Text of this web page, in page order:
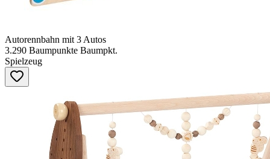
Autorennbahn mit 3 Autos
3.290 Baumpunkte Baumpkt.
Spielzeug